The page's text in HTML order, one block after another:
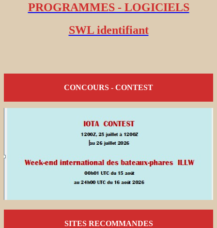
PROGRAMMES - LOGICIELS
SWL identifiant
CONCOURS - CONTEST
SITES RECOMMANDES